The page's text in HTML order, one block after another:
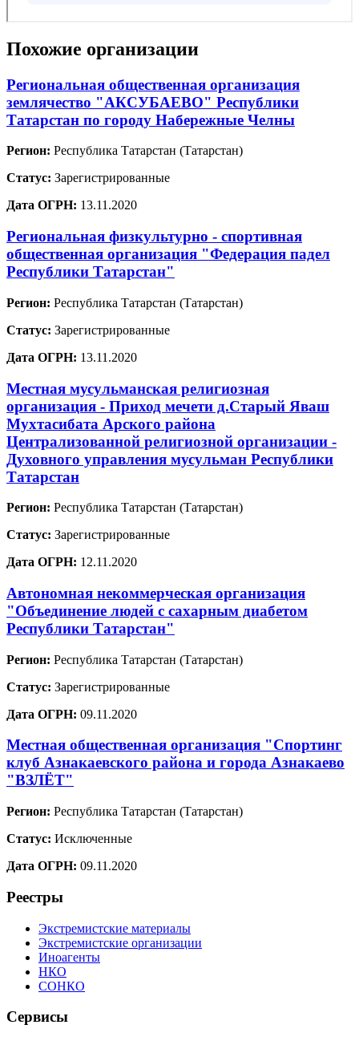
Похожие организации
Региональная общественная организация
землячество "АКСУБАЕВО" Республики
Татарстан по городу Набережные Челны
Регион: Республика Татарстан (Татарстан)
Статус: Зарегистрированные
Дата ОГРН: 13.11.2020
Региональная физкультурно - спортивная
общественная организация "Федерация падел
Республики Татарстан"
Регион: Республика Татарстан (Татарстан)
Статус: Зарегистрированные
Дата ОГРН: 13.11.2020
Местная мусульманская религиозная
организация - Приход мечети д.Старый Яваш
Мухтасибата Арского района
Централизованной религиозной организации -
Духовного управления мусульман Республики
Татарстан
Регион: Республика Татарстан (Татарстан)
Статус: Зарегистрированные
Дата ОГРН: 12.11.2020
Автономная некоммерческая организация
"Объединение людей с сахарным диабетом
Республики Татарстан"
Регион: Республика Татарстан (Татарстан)
Статус: Зарегистрированные
Дата ОГРН: 09.11.2020
Местная общественная организация "Спортинг
клуб Азнакаевского района и города Азнакаево
"ВЗЛЁТ"
Регион: Республика Татарстан (Татарстан)
Статус: Исключенные
Дата ОГРН: 09.11.2020
Реестры
Экстремистские материалы
Экстремистские организации
Иноагенты
НКО
СОНКО
Сервисы